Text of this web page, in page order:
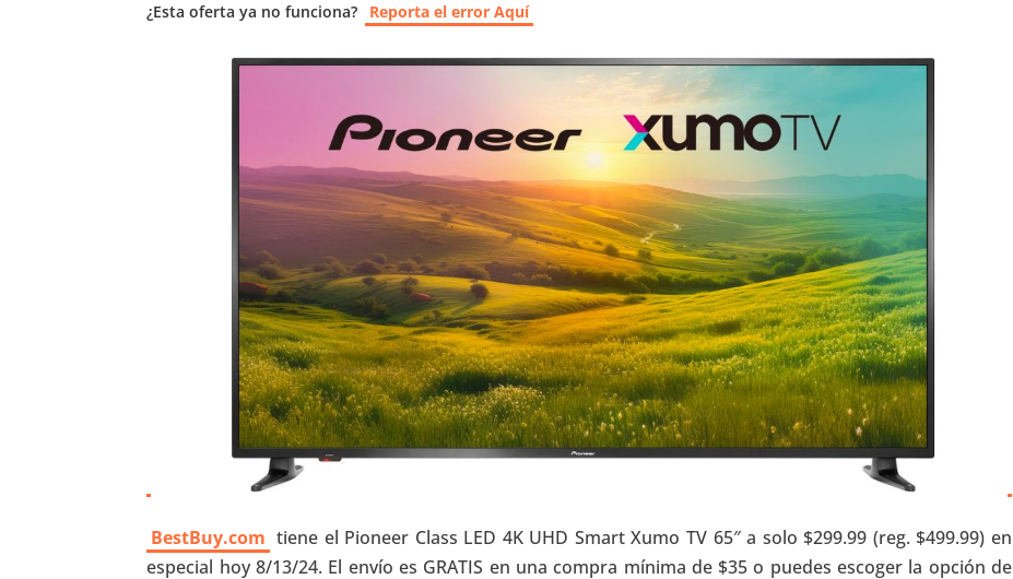
¿Esta oferta ya no funciona? Reporta el error Aquí
BestBuy.com tiene el Pioneer Class LED 4K UHD Smart Xumo TV 65″ a solo $299.99 (reg. $499.99) en
especial hoy 8/13/24. El envío es GRATIS en una compra mínima de $35 o puedes escoger la opción de